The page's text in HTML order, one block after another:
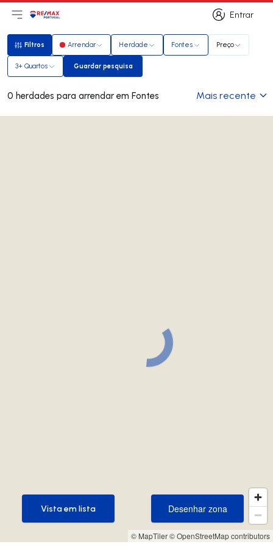
Entrar
Entrar
Abri menu principal
LogoIr para página inicial
Filtros
Filtros Arrendar Herdade Fontes Preço
3+ Quartos Guardar pesquisa
Guardar pesquisa
0 herdades para arrendar em Fontes Mais recente
© MapTiler© OpenStreetMap contributors
Desenhar zona
Desenhar zona
Vista em lista
Vista em lista